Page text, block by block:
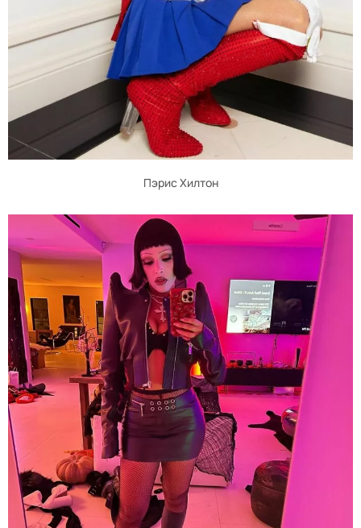
Пэрис Хилтон